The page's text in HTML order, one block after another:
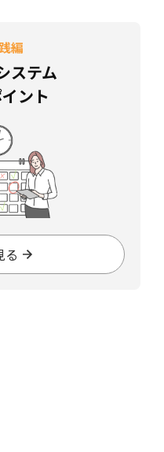
編
ステム
ント
る